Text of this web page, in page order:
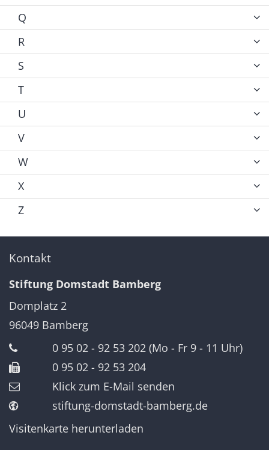
Q
R
S
T
U
V
W
X
Z
Kontakt
Stiftung Domstadt Bamberg
Domplatz 2
96049 Bamberg
0 95 02 - 92 53 202 (Mo - Fr 9 - 11 Uhr)
0 95 02 - 92 53 204
Klick zum E-Mail senden
stiftung-domstadt-bamberg.de
Visitenkarte herunterladen